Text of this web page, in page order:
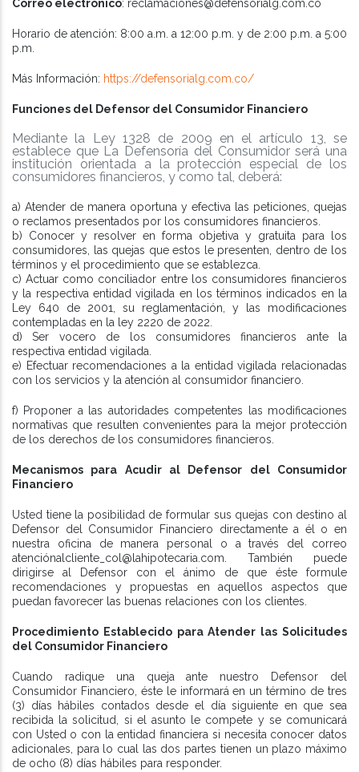
Correo electrónico: reclamaciones@defensorialg.com.co
Horario de atención: 8:00 a.m. a 12:00 p.m. y de 2:00 p.m. a 5:00
p.m.
Más Información: https://defensorialg.com.co/
Funciones del Defensor del Consumidor Financiero
Mediante la Ley 1328 de 2009 en el artículo 13, se
establece que La Defensoría del Consumidor será una
institución orientada a la protección especial de los
consumidores financieros, y como tal, deberá:
a) Atender de manera oportuna y efectiva las peticiones, quejas
o reclamos presentados por los consumidores financieros.
b) Conocer y resolver en forma objetiva y gratuita para los
consumidores, las quejas que estos le presenten, dentro de los
términos y el procedimiento que se establezca.
c) Actuar como conciliador entre los consumidores financieros
y la respectiva entidad vigilada en los términos indicados en la
Ley 640 de 2001, su reglamentación, y las modificaciones
contempladas en la ley 2220 de 2022.
d) Ser vocero de los consumidores financieros ante la
respectiva entidad vigilada.
e) Efectuar recomendaciones a la entidad vigilada relacionadas
con los servicios y la atención al consumidor financiero.
f) Proponer a las autoridades competentes las modificaciones
normativas que resulten convenientes para la mejor protección
de los derechos de los consumidores financieros.
Mecanismos para Acudir al Defensor del Consumidor
Financiero
Usted tiene la posibilidad de formular sus quejas con destino al
Defensor del Consumidor Financiero directamente a él o en
nuestra oficina de manera personal o a través del correo
atenciónalcliente_col@lahipotecaria.com. También puede
dirigirse al Defensor con el ánimo de que éste formule
recomendaciones y propuestas en aquellos aspectos que
puedan favorecer las buenas relaciones con los clientes.
Procedimiento Establecido para Atender las Solicitudes
del Consumidor Financiero
Cuando radique una queja ante nuestro Defensor del
Consumidor Financiero, éste le informará en un término de tres
(3) días hábiles contados desde el día siguiente en que sea
recibida la solicitud, si el asunto le compete y se comunicará
con Usted o con la entidad financiera si necesita conocer datos
adicionales, para lo cual las dos partes tienen un plazo máximo
de ocho (8) días hábiles para responder.